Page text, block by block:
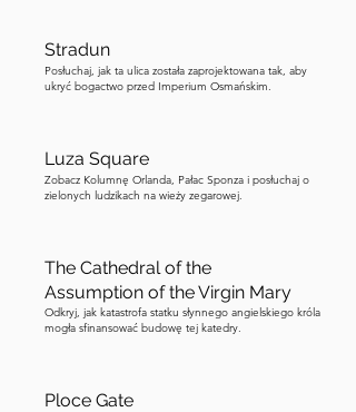
historycznego, Lovrijenac stał się
również popularnym miejscem
Dubrownickiego Festiwalu Letniego.
Dramatyczne ustawienie twierdzy, z
występów. Jeśli kupiłeś kartę miejską
Dubrownika lub bilety do muru,
możesz wejść do twierdzy. Stąd udajmy
Stradun
Posłuchaj, jak ta ulica została zaprojektowana tak, aby
ukryć bogactwo przed Imperium Osmańskim.
Luza Square
Zobacz Kolumnę Orlanda, Pałac Sponza i posłuchaj o
zielonych ludzikach na wieży zegarowej.
The Cathedral of the
Assumption of the Virgin Mary
Odkryj, jak katastrofa statku słynnego angielskiego króla
mogła sfinansować budowę tej katedry.
Ploce Gate